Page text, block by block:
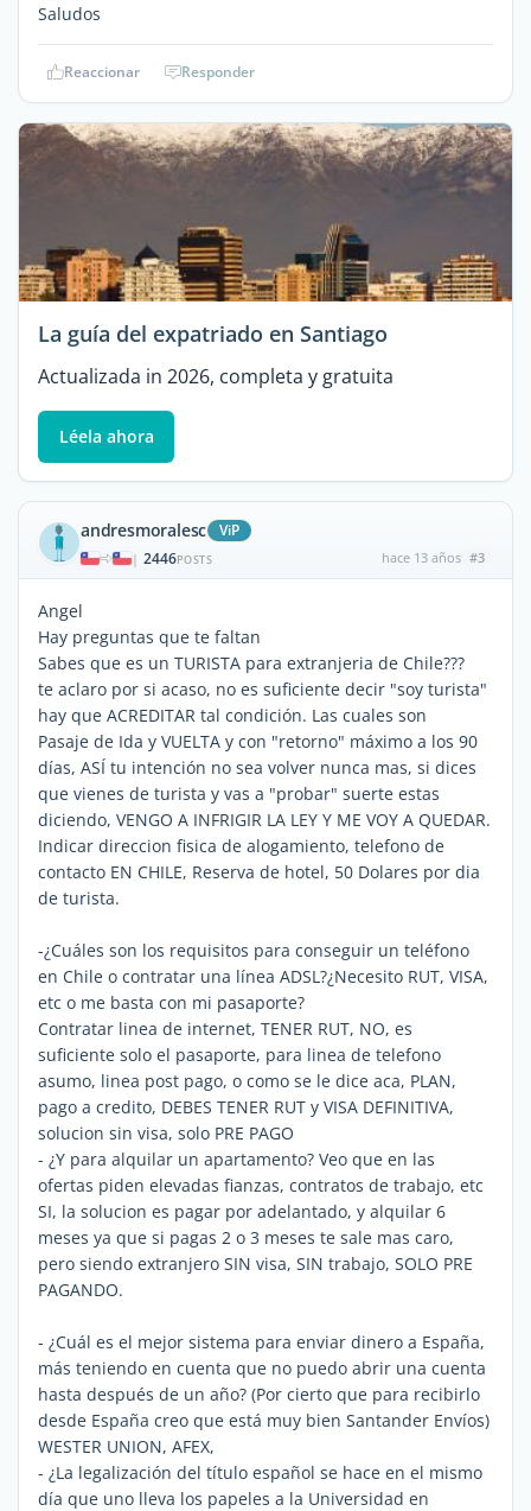
Saludos
Reaccionar Responder
La guía del expatriado en Santiago
Actualizada in 2026, completa y gratuita
Léela ahora
andresmoralesc ViP
| 2446POSTS hace 13 años #3
Angel
Hay preguntas que te faltan
Sabes que es un TURISTA para extranjeria de Chile???
te aclaro por si acaso, no es suficiente decir "soy turista"
hay que ACREDITAR tal condición. Las cuales son
Pasaje de Ida y VUELTA y con "retorno" máximo a los 90
días, ASÍ tu intención no sea volver nunca mas, si dices
que vienes de turista y vas a "probar" suerte estas
diciendo, VENGO A INFRIGIR LA LEY Y ME VOY A QUEDAR.
Indicar direccion fisica de alogamiento, telefono de
contacto EN CHILE, Reserva de hotel, 50 Dolares por dia
de turista.
-¿Cuáles son los requisitos para conseguir un teléfono
en Chile o contratar una línea ADSL?¿Necesito RUT, VISA,
etc o me basta con mi pasaporte?
Contratar linea de internet, TENER RUT, NO, es
suficiente solo el pasaporte, para linea de telefono
asumo, linea post pago, o como se le dice aca, PLAN,
pago a credito, DEBES TENER RUT y VISA DEFINITIVA,
solucion sin visa, solo PRE PAGO
- ¿Y para alquilar un apartamento? Veo que en las
ofertas piden elevadas fianzas, contratos de trabajo, etc
SI, la solucion es pagar por adelantado, y alquilar 6
meses ya que si pagas 2 o 3 meses te sale mas caro,
pero siendo extranjero SIN visa, SIN trabajo, SOLO PRE
PAGANDO.
- ¿Cuál es el mejor sistema para enviar dinero a España,
más teniendo en cuenta que no puedo abrir una cuenta
hasta después de un año? (Por cierto que para recibirlo
desde España creo que está muy bien Santander Envíos)
WESTER UNION, AFEX,
- ¿La legalización del título español se hace en el mismo
día que uno lleva los papeles a la Universidad en